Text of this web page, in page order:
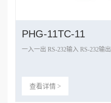
PHG-11TC-11
一入一出 RS-232输入 RS-232输出
查看详情 >